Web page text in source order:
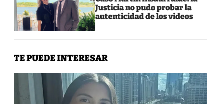
Justicia no pudo probar la
autenticidad de los videos
TE PUEDE INTERESAR